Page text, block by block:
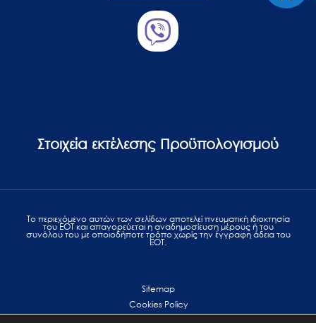
Στοιχεία εκτέλεσης Προϋπολογισμού
Το περιεχόμενο αυτών των σελίδων αποτελεί πvευματική ιδιοκτησία
του ΕΟΤ και απαγορεύεται η αναδημοσίευση μέρους ή του
συνόλου του με οποιοδήποτε τρόπο χωρίς την έγγραφη άδεια του
ΕΟΤ.
Sitemap
Cookies Policy